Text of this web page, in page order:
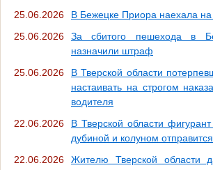
25.06.2026
В Бежецке Приора наехала
25.06.2026
За сбитого пешехода в
назначили штраф
25.06.2026
В Тверской области
настаивать на строгом
водителя
22.06.2026
В Тверской области
дубиной и колуном
22.06.2026
Жителю Тверской области